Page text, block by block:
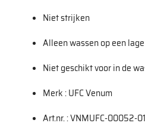
Niet strijken
Alleen wassen op een
Niet geschikt voor in de
Merk : UFC Venum
Art.nr. : VNMUFC-00052-